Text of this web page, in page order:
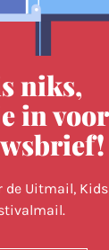
niks,
in
de Uitmail,